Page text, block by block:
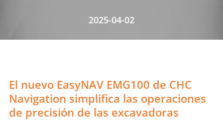
2025-04-02
El nuevo EasyNAV EMG100 de CHC
Navigation simplifica las operaciones
de precisión de las excavadoras